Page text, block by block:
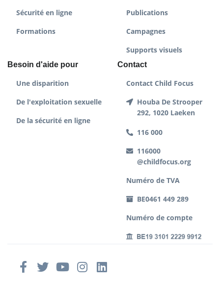
Sécurité en ligne
Formations
Publications
Campagnes
Supports visuels
Besoin d'aide pour
Une disparition
De l'exploitation sexuelle
De la sécurité en ligne
Contact
Contact Child Focus
Houba De Strooper
292, 1020 Laeken
116 000
116000
@childfocus.org
Numéro de TVA
BE0461 449 289
Numéro de compte